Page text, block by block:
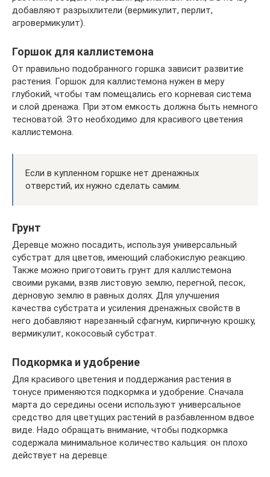
добавляют разрыхлители (вермикулит, перлит,
агровермикулит).
Горшок для каллистемона
От правильно подобранного горшка зависит развитие
растения. Горшок для каллистемона нужен в меру
глубокий, чтобы там помещались его корневая система
и слой дренажа. При этом емкость должна быть немного
тесноватой. Это необходимо для красивого цветения
каллистемона.
Если в купленном горшке нет дренажных
отверстий, их нужно сделать самим.
Грунт
Деревце можно посадить, используя универсальный
субстрат для цветов, имеющий слабокислую реакцию.
Также можно приготовить грунт для каллистемона
своими руками, взяв листовую землю, перегной, песок,
дерновую землю в равных долях. Для улучшения
качества субстрата и усиления дренажных свойств в
него добавляют нарезанный сфагнум, кирпичную крошку,
вермикулит, кокосовый субстрат.
Подкормка и удобрение
Для красивого цветения и поддержания растения в
тонусе применяются подкормка и удобрение. Сначала
марта до середины осени используют универсальное
средство для цветущих растений в разбавленном вдвое
виде. Надо обращать внимание, чтобы подкормка
содержала минимальное количество кальция: он плохо
действует на деревце.